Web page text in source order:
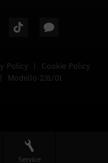
Policy |
Cookie Policy
| Modello 231/01
Service